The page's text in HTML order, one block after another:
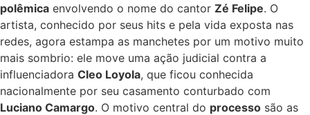
polêmica envolvendo o nome do cantor Zé Felipe. O
artista, conhecido por seus hits e pela vida exposta nas
redes, agora estampa as manchetes por um motivo muito
mais sombrio: ele move uma ação judicial contra a
influenciadora Cleo Loyola, que ficou conhecida
nacionalmente por seu casamento conturbado com
Luciano Camargo. O motivo central do processo são as